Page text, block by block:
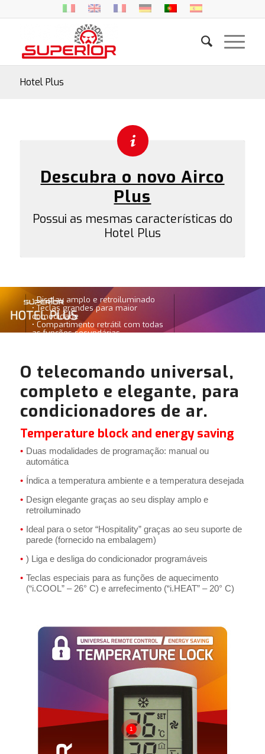
Hotel Plus
Descubra o novo Airco
Plus
Possui as mesmas características do
Hotel Plus
• Display amplo e retroiluminado
• Teclas grandes para maior
comodidade
• Compartimento retrátil com todas
as funções secundárias
O telecomando universal,
completo e elegante, para
condicionadores de ar.
Temperature block and energy saving
Duas modalidades de programação: manual ou
automática
Índica a temperatura ambiente e a temperatura desejada
Design elegante graças ao seu display amplo e
retroiluminado
Ideal para o setor “Hospitality” graças ao seu suporte de
parede (fornecido na embalagem)
) Liga e desliga do condicionador programáveis
Teclas especiais para as funções de aquecimento
(“i.COOL” – 26° C) e arrefecimento (“i.HEAT” – 20° C)
1